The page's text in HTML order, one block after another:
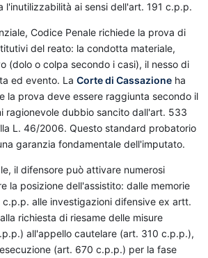
l'inutilizzabilità ai sensi dell'art. 191 c.p.p.
Codice Penale richiede la prova di
del reato: la condotta materiale,
(dolo o colpa secondo i casi), il nesso di
ed evento. La Corte di Cassazione ha
la prova deve essere raggiunta secondo il
ragionevole dubbio sancito dall'art. 533
L. 46/2006. Questo standard probatorio
garanzia fondamentale dell'imputato.
il difensore può attivare numerosi
la posizione dell'assistito: dalle memorie
alle investigazioni difensive ex artt.
richiesta di riesame delle misure
all'appello cautelare (art. 310 c.p.p.),
(art. 670 c.p.p.) per la fase